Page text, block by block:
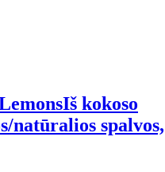
Iš kokoso
natūralios spalvos,